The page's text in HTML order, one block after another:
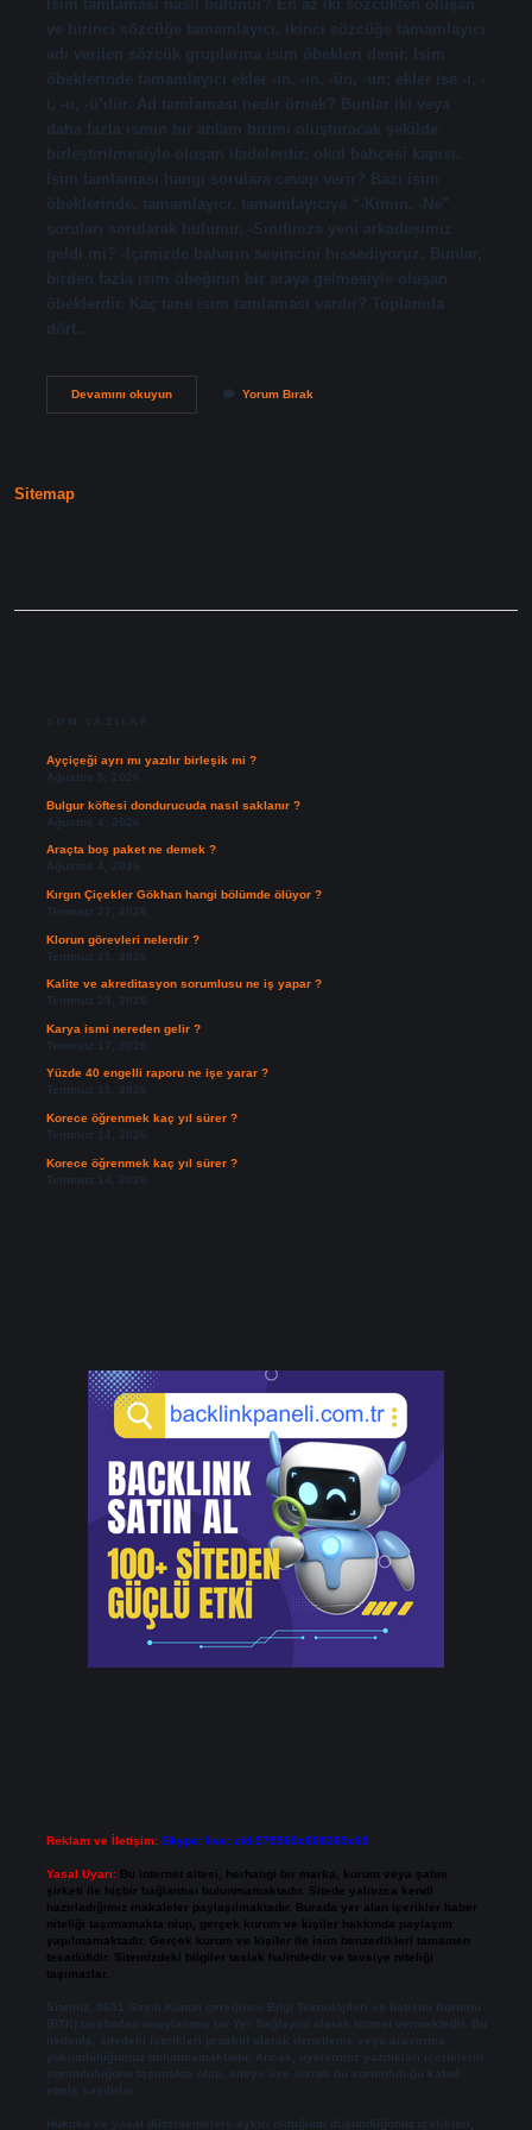
İsim tamlaması nasıl bulunur? En az iki sözcükten oluşan
ve birinci sözcüğe tamamlayıcı, ikinci sözcüğe tamamlayıcı
adı verilen sözcük gruplarına isim öbekleri denir. İsim
öbeklerinde tamamlayıcı ekler -in, -ın, -ün, -un; ekler ise -ı, -
i, -u, -ü’dür. Ad tamlaması nedir örnek? Bunlar iki veya
daha fazla ismin bir anlam birimi oluşturacak şekilde
birleştirilmesiyle oluşan ifadelerdir: okul bahçesi kapısı.
İsim tamlaması hangi sorulara cevap verir? Bazı isim
öbeklerinde, tamamlayıcı, tamamlayıcıya “-Kimin, -Ne”
soruları sorularak bulunur. -Sınıfınıza yeni arkadaşımız
geldi mi? -İçimizde baharın sevincini hissediyoruz. Bunlar,
birden fazla isim öbeğinin bir araya gelmesiyle oluşan
öbeklerdir. Kaç tane isim tamlaması vardır? Toplamda
dört…
Devamını okuyunİSim
Yorum Bırak
Sitemap
SON YAZILAR
Ayçiçeği ayrı mı yazılır birleşik mi ?
Ağustos 5, 2026
Bulgur köftesi dondurucuda nasıl saklanır ?
Ağustos 4, 2026
Araçta boş paket ne demek ?
Ağustos 4, 2026
Kırgın Çiçekler Gökhan hangi bölümde ölüyor ?
Temmuz 27, 2026
Klorun görevleri nelerdir ?
Temmuz 25, 2026
Kalite ve akreditasyon sorumlusu ne iş yapar ?
Temmuz 23, 2026
Karya ismi nereden gelir ?
Temmuz 17, 2026
Yüzde 40 engelli raporu ne işe yarar ?
Temmuz 15, 2026
Korece öğrenmek kaç yıl sürer ?
Temmuz 14, 2026
Korece öğrenmek kaç yıl sürer ?
Temmuz 14, 2026
Reklam ve İletişim: Skype: live:.cid.575569c608265c69
Yasal Uyarı: Bu internet sitesi, herhangi bir marka, kurum veya şahıs
şirketi ile hiçbir bağlantısı bulunmamaktadır. Sitede yalnızca kendi
hazırladığımız makaleler paylaşılmaktadır. Burada yer alan içerikler haber
niteliği taşımamakta olup, gerçek kurum ve kişiler hakkında paylaşım
yapılmamaktadır. Gerçek kurum ve kişiler ile isim benzerlikleri tamamen
tesadüfidir. Sitemizdeki bilgiler taslak halindedir ve tavsiye niteliği
taşımazlar.
Sitemiz, 5651 Sayılı Kanun gereğince Bilgi Teknolojileri ve İletişim Kurumu
(BTK) tarafından onaylanmış bir Yer Sağlayıcı olarak hizmet vermektedir. Bu
nedenle, sitedeki içerikleri proaktif olarak denetleme veya araştırma
yükümlülüğümüz bulunmamaktadır. Ancak, üyelerimiz yazdıkları içeriklerin
sorumluluğunu taşımakta olup, siteye üye olarak bu sorumluluğu kabul
etmiş sayılırlar.
Hukuka ve yasal düzenlemelere aykırı olduğunu düşündüğünüz içerikleri,